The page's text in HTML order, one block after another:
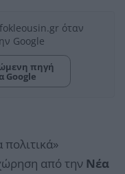
όταν
Google
πηγή
Google
από την Νέα